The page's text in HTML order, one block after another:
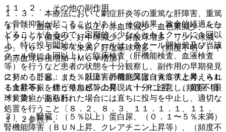
１．３． 本療法において劇症肝炎等の重篤な肝障害、重篤
な骨髄抑制が起こることがあり、その結果、致命的経過をた
どることがあるので、定期的（少なくとも１クールに１回以
上、特に投与開始から２クールは、各クール開始前及び当該
クール中に１回以上）に臨床検査（肝機能検査、血液検査
等）を行うなど患者の状態を十分観察し、副作用の早期発見
に努めること。また、肝障害の前兆又は自覚症状と考えられ
る食欲不振を伴う倦怠感等の発現に十分に注意し、黄疸（眼
球黄染）があらわれた場合には直ちに投与を中止し、適切な
処置を行うこと〔８．２、８．３、１１．１．１、１１．
１．２参照〕。
１１．２． その他の副作用
１）． 血液：（５％以上）赤血球減少、血色素減少、ヘマ
トクリット値減少、好中球減少、好酸球増多、リンパ球減
少、（０．１〜５％未満）好塩基球増多、（頻度不明＊）平
均赤血球容積増加（ＭＣＶ増加）。
２）． 肝臓：（５％以上）肝機能障害（ＡＳＴ上昇、ＡＬ
Ｔ上昇等）、総ビリルビン上昇、Ａｌ−Ｐ上昇、（頻度不明
＊）黄疸、脂肪肝。
３）． 腎臓：（５％以上）蛋白尿、（０．１〜５％未満）
腎機能障害（ＢＵＮ上昇、クレアチニン上昇等）、（頻度不